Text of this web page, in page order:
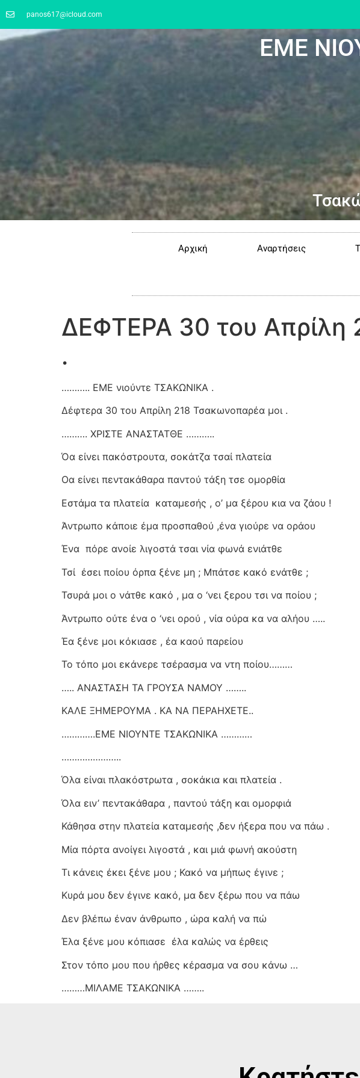
panos617@icloud.com
ΕΜΕ
Αρχική Αναρτήσεις
ΔΕΦΤΕΡΑ 30 του
.
……….. ΕΜΕ νιούντε ΤΣΑΚΩΝΙΚΑ .
Δέφτερα 30 του Απρίλη 218 Τσακωνοπαρέα μοι .
………. ΧΡΙΣΤΕ ΑΝΑΣΤΑΤΘΕ ………..
Όα είνει πακόστρουτα, σοκάτζα τσαί πλατεία
Οα είνει πεντακάθαρα παντού τάξη τσε ομορθία
Εστάμα τα πλατεία καταμεσής , ο’ μα ξέρου κια να ζάου !
Άντρωπο κάποιε έμα προσπαθού ,ένα γιούρε να οράου
Ένα πόρε ανοίε λιγοστά τσαι νία φωνά ενιάτθε
Τσί έσει ποίου όρπα ξένε μη ; Μπάτσε κακό ενάτθε ;
Τσυρά μοι ο νάτθε κακό , μα ο ‘νει ξερου τσι να ποίου ;
Άντρωπο ούτε ένα ο ‘νει ορού , νία ούρα κα να αλήου …..
Έα ξένε μοι κόκιασε , έα καού παρείου
Το τόπο μοι εκάνερε τσέρασμα να ντη ποίου………
….. ΑΝΑΣΤΑΣΗ ΤΑ ΓΡΟΥΣΑ ΝΑΜΟΥ ……..
ΚΑΛΕ ΞΗΜΕΡΟΥΜΑ . ΚΑ ΝΑ ΠΕΡΑΗΧΕΤΕ..
………….ΕΜΕ ΝΙΟΥΝΤΕ ΤΣΑΚΩΝΙΚΑ …………
…………………..
Όλα είναι πλακόστρωτα , σοκάκια και πλατεία .
Όλα ειν’ πεντακάθαρα , παντού τάξη και ομορφιά
Κάθησα στην πλατεία καταμεσής ,δεν ήξερα που να πάω .
Μία πόρτα ανοίγει λιγοστά , και μιά φωνή ακούστη
Τι κάνεις έκει ξένε μου ; Κακό να μήπως έγινε ;
Κυρά μου δεν έγινε κακό, μα δεν ξέρω που να πάω
Δεν βλέπω έναν άνθρωπο , ώρα καλή να πώ
Έλα ξένε μου κόπιασε έλα καλώς να έρθεις
Στον τόπο μου που ήρθες κέρασμα να σου κάνω …
………ΜΙΛΑΜΕ ΤΣΑΚΩΝΙΚΑ ……..